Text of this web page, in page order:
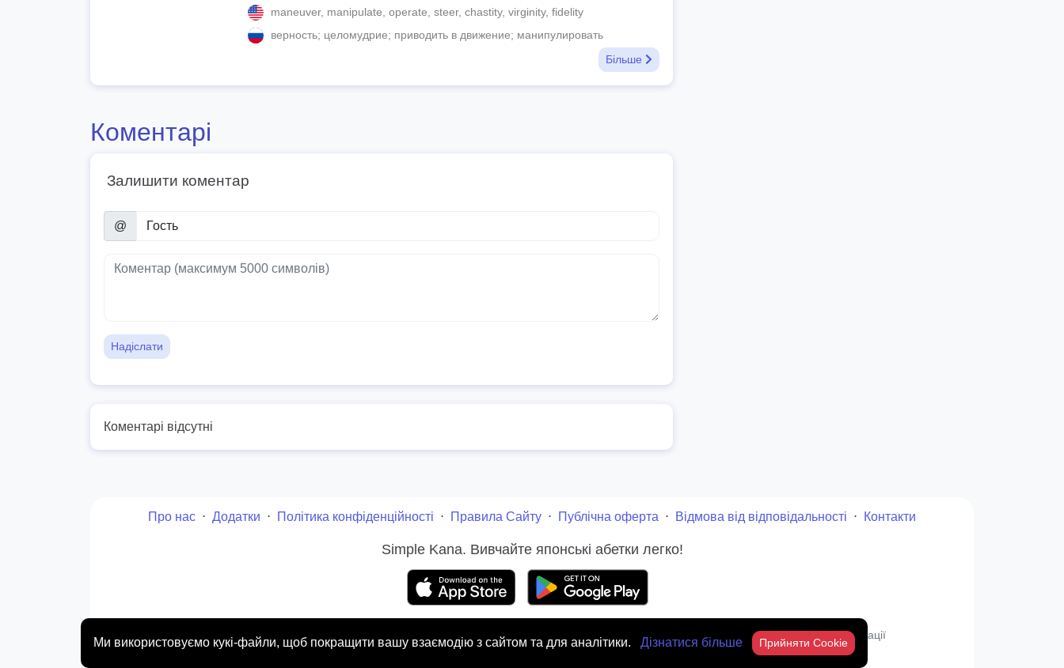
Ми використовуємо кукі-файли, щоб покращити вашу взаємодію з сайтом та для аналітики. Дізнатися більше Прийняти Cookie
maneuver, manipulate, operate, steer, chastity, virginity, fidelity
верность; целомудрие; приводить в движение; манипулировать
Більше
Коментарі
Залишити коментар
@
Надіслати
Коментарі відсутні
Про нас ⋅ Додатки ⋅ Політика конфіденційності ⋅ Правила Сайту ⋅ Публічна оферта ⋅ Відмова від відповідальності ⋅ Контакти
Simple Kana. Вивчайте японські абетки легко!
© japanese-words.org 2010 - 2026. Всі права захищені. Копіювання матеріалів сайту заборонено без письмового дозволу адміністрації